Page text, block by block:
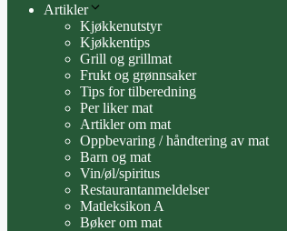
Artikler
Kjøkkenutstyr
Kjøkkentips
Grill og grillmat
Frukt og grønnsaker
Tips for tilberedning
Per liker mat
Artikler om mat
Oppbevaring / håndtering av mat
Barn og mat
Vin/øl/spiritus
Restaurantanmeldelser
Matleksikon A
Bøker om mat